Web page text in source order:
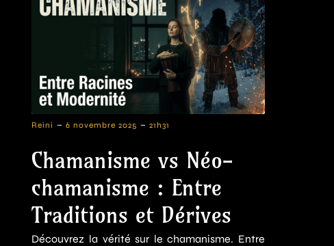
Reini - 6 novembre 2025 - 21h31
Chamanisme vs Néo-
chamanisme : Entre
Traditions et Dérives
Découvrez la vérité sur le chamanisme. Entre